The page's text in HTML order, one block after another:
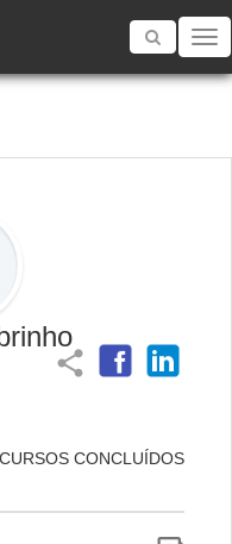
Toggle
share
CURSOS CONCLUÍDOS